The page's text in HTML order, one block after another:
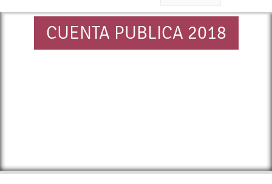
CUENTA PUBLICA 2018